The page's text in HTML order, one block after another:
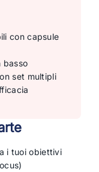
con capsule
basso
set multipli
i tuoi obiettivi